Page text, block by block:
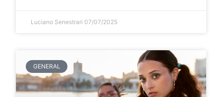
Luciano Senestrari 07/07/2025
GENERAL